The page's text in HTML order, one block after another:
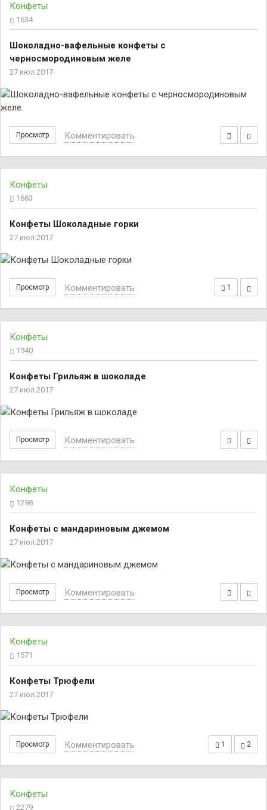
Конфеты
1634
Шоколадно-вафельные конфеты с
черносмородиновым желе
27 июл 2017
Просмотр Комментировать
Конфеты
1663
Конфеты Шоколадные горки
27 июл 2017
Просмотр 1
Комментировать
Конфеты
1940
Конфеты Грильяж в шоколаде
27 июл 2017
Просмотр Комментировать
Конфеты
1298
Конфеты с мандариновым джемом
27 июл 2017
Просмотр Комментировать
Конфеты
1571
Конфеты Трюфели
27 июл 2017
Просмотр 1 2
Комментировать
Конфеты
2279